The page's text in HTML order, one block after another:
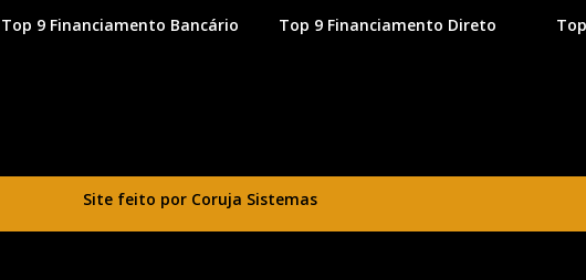
Top 9 Financiamento Bancário Top 9 Financiamento Direto
Site feito por Coruja Sistemas